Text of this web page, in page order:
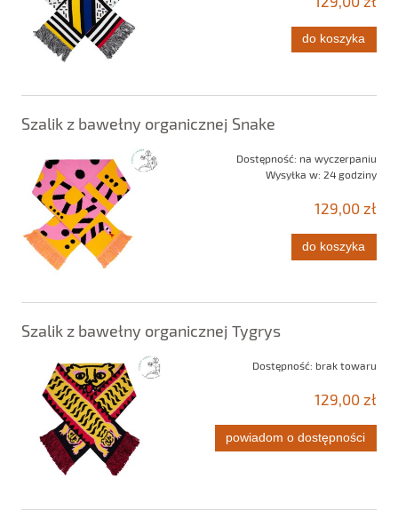
do koszyka
Szalik z bawełny organicznej Snake
Dostępność: na wyczerpaniu
Wysyłka w: 24 godziny
129,00 zł
do koszyka
Szalik z bawełny organicznej Tygrys
Dostępność: brak towaru
129,00 zł
powiadom o dostępności